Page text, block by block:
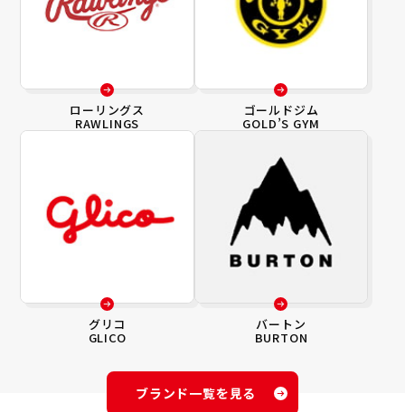
ローリングス
RAWLINGS
ゴールドジム
GOLD’S GYM
グリコ
GLICO
バートン
BURTON
ブランド一覧を見る